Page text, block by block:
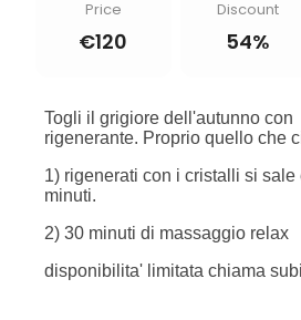
Price
€120
Discount
54%